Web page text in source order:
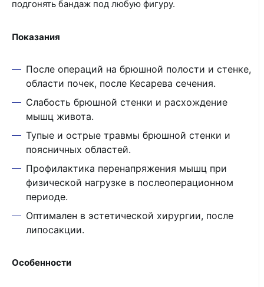
подгонять бандаж под любую фигуру.
Показания
После операций на брюшной полости и стенке,
области почек, после Кесарева сечения.
Слабость брюшной стенки и расхождение
мышц живота.
Тупые и острые травмы брюшной стенки и
поясничных областей.
Профилактика перенапряжения мышц при
физической нагрузке в послеоперационном
периоде.
Оптимален в эстетической хирургии, после
липосакции.
Особенности